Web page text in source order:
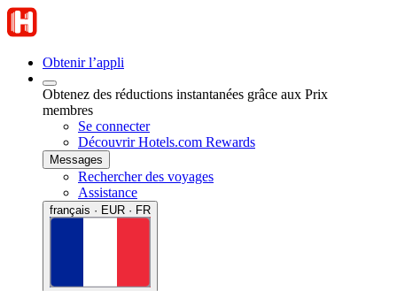
Obtenir l’appli
Obtenez des réductions instantanées grâce aux Prix
membres
Se connecter
Découvrir Hotels.com Rewards
Messages
Rechercher des voyages
Assistance
français · EUR · FR